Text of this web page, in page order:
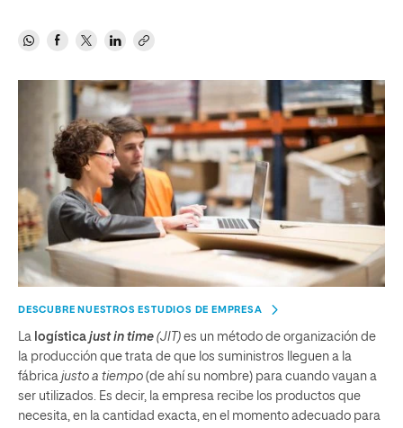
DESCUBRE NUESTROS ESTUDIOS DE EMPRESA
La logística just in time (JIT) es un método de organización de
la producción que trata de que los suministros lleguen a la
fábrica justo a tiempo (de ahí su nombre) para cuando vayan a
ser utilizados. Es decir, la empresa recibe los productos que
necesita, en la cantidad exacta, en el momento adecuado para